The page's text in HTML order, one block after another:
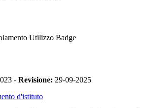
Utilizzo Badge
- Revisione: 29-09-2025
d'istituto